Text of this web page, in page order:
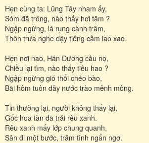
Hẹn cùng ta: Lũng Tây nham ấy,
Sớm đã trông, nào thấy hơi tăm ?
Ngập ngừng, lá rụng cành trâm,
Thôn trưa nghe dậy tiếng cầm lao xao.
Hẹn nơi nao, Hán Dương cầu nọ,
Chiều lại tìm, nào thấy tiêu hao ?
Ngập ngừng gió thổi chéo bào,
Bãi hôm tuôn dẫy nước trào mênh mông.
Tin thường lại, người không thấy lại,
Gốc hoa tàn đã trải rêu xanh.
Rêu xanh mấy lớp chung quanh,
Sân đi một bước, trăm tình ngẩn ngơ.